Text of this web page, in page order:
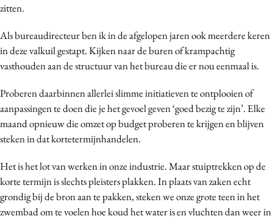
zitten.
Als bureaudirecteur ben ik in de afgelopen jaren ook meerdere keren
in deze valkuil gestapt. Kijken naar de buren of krampachtig
vasthouden aan de structuur van het bureau die er nou eenmaal is.
Proberen daarbinnen allerlei slimme initiatieven te ontplooien of
aanpassingen te doen die je het gevoel geven ‘goed bezig te zijn’. Elke
maand opnieuw die omzet op budget proberen te krijgen en blijven
steken in dat kortetermijnhandelen.
Het is het lot van werken in onze industrie. Maar stuiptrekken op de
korte termijn is slechts pleisters plakken. In plaats van zaken echt
grondig bij de bron aan te pakken, steken we onze grote teen in het
zwembad om te voelen hoe koud het water is en vluchten dan weer in